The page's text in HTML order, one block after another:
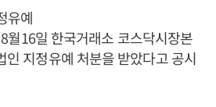
유예
월16일 한국거래소 코스닥시장본
인 지정유예 처분을 받았다고 공시